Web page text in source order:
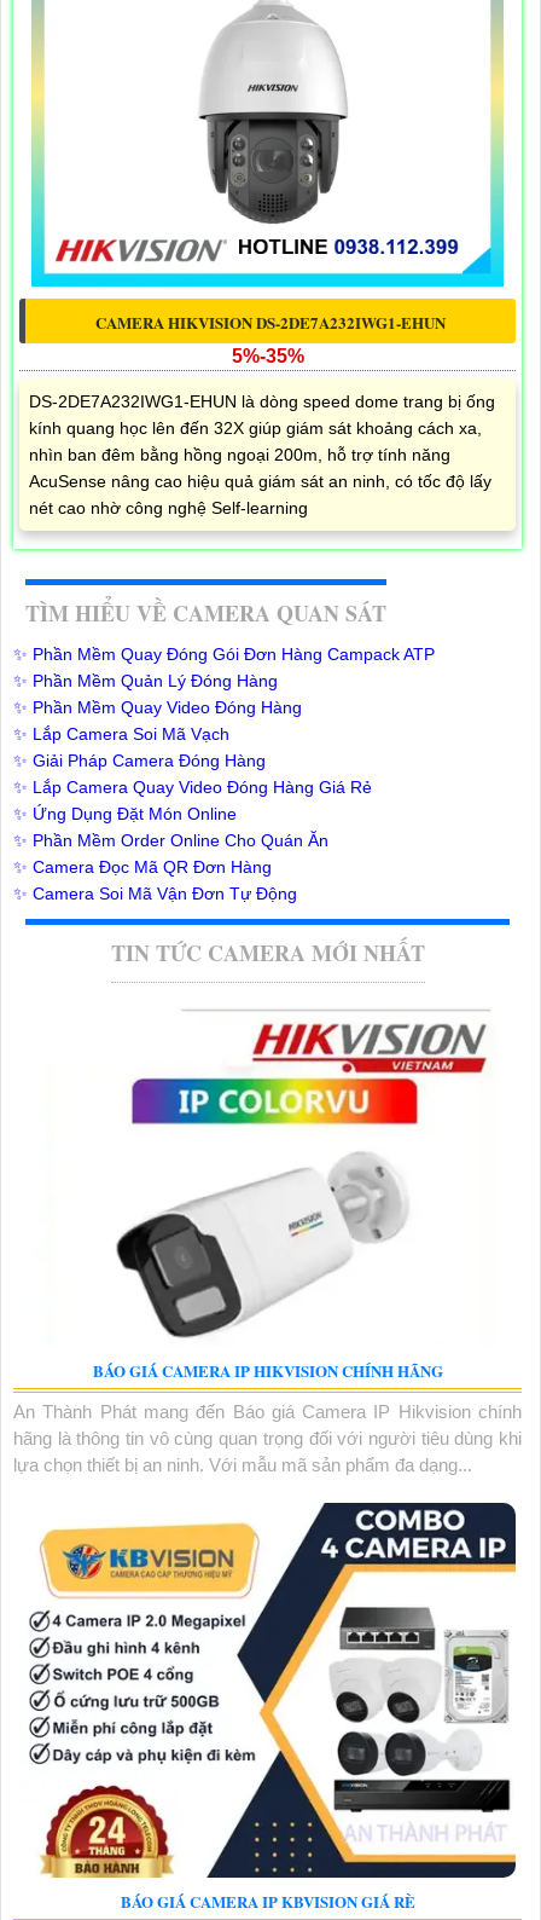
CAMERA HIKVISION DS-2DE7A232IWG1-EHUN
5%-35%
DS-2DE7A232IWG1-EHUN là dòng speed dome trang bị ống
kính quang học lên đến 32X giúp giám sát khoảng cách xa,
nhìn ban đêm bằng hồng ngoại 200m, hỗ trợ tính năng
AcuSense nâng cao hiệu quả giám sát an ninh, có tốc độ lấy
nét cao nhờ công nghệ Self-learning
TÌM HIỂU VỀ CAMERA QUAN SÁT
✨ Phần Mềm Quay Đóng Gói Đơn Hàng Campack ATP
✨ Phần Mềm Quản Lý Đóng Hàng
✨ Phần Mềm Quay Video Đóng Hàng
✨ Lắp Camera Soi Mã Vạch
✨ Giải Pháp Camera Đóng Hàng
✨ Lắp Camera Quay Video Đóng Hàng Giá Rẻ
✨ Ứng Dụng Đặt Món Online
✨ Phần Mềm Order Online Cho Quán Ăn
✨ Camera Đọc Mã QR Đơn Hàng
✨ Camera Soi Mã Vận Đơn Tự Động
TIN TỨC CAMERA MỚI NHẤT
BÁO GIÁ CAMERA IP HIKVISION CHÍNH HÃNG
An Thành Phát mang đến Báo giá Camera IP Hikvision chính
hãng là thông tin vô cùng quan trọng đối với người tiêu dùng khi
lựa chọn thiết bị an ninh. Với mẫu mã sản phẩm đa dạng...
BÁO GIÁ CAMERA IP KBVISION GIÁ RÈ